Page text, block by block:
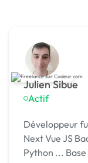
Julien Sibue
Actif
Développeur fullstack,
Next Vue JS
Python ...